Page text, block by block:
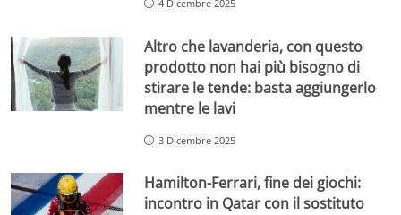
4 Dicembre 2025
Altro che lavanderia, con questo
prodotto non hai più bisogno di
stirare le tende: basta aggiungerlo
mentre le lavi
3 Dicembre 2025
Hamilton-Ferrari, fine dei giochi:
incontro in Qatar con il sostituto